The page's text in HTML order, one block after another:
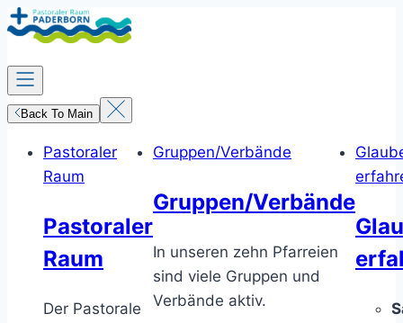
Zum
Inhalt
springen
Back To Main
Pastoraler
Raum
Pastoraler
Raum
Der Pastorale
Gruppen/Verbände
Gruppen/Verbände
In unseren zehn Pfarreien
sind viele Gruppen und
Verbände aktiv.